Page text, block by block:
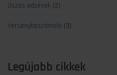
Úszás edzések (2)
Versenybeszámoló (3)
Legújabb cikkek